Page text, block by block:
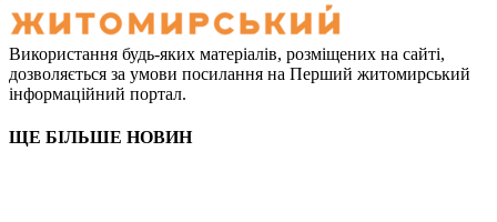
Використання будь-яких матеріалів, розміщених на сайті,
дозволяється за умови посилання на Перший житомирський
інформаційний портал.
ЩЕ БІЛЬШЕ НОВИН